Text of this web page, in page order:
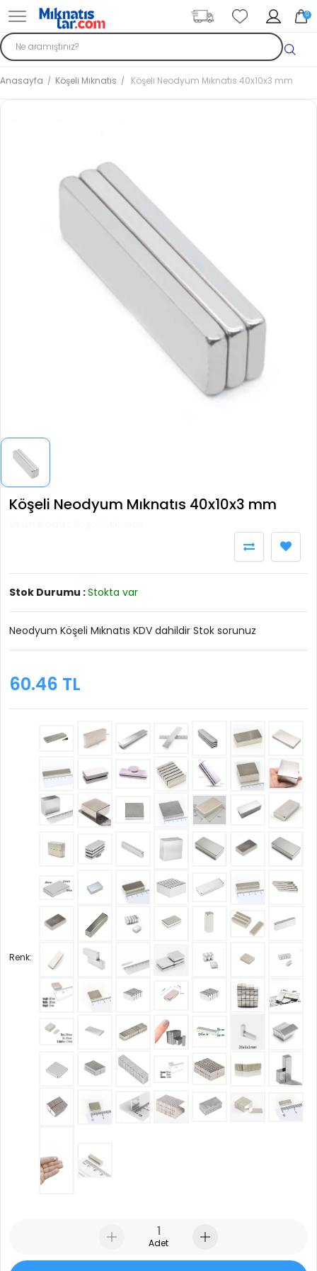
0
Anasayfa Köşeli Mıknatıs Köşeli Neodyum Mıknatıs 40x10x3 mm
Köşeli Neodyum Mıknatıs 40x10x3 mm
Stok Durumu :Stokta var
Neodyum Köşeli Mıknatıs KDV dahildir Stok sorunuz
60.46 TL
Renk:
Adet